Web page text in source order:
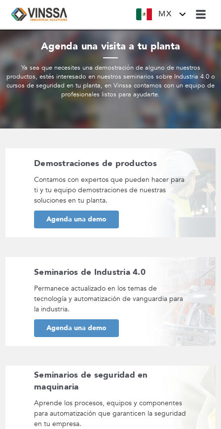
MX
Agenda una visita a tu planta
Ya sea que necesites una demostración de alguno de nuestros
productos, estés interesado en nuestros seminarios sobre Industria 4.0 o
cursos de seguridad en tu planta, en Vinssa contamos con un equipo de
profesionales listos para ayudarte.
Demostraciones de productos
Contamos con expertos que pueden hacer para
ti y tu equipo demostraciones de nuestras
soluciones en tu planta.
Agenda una demo
Seminarios de Industria 4.0
Permanece actualizado en los temas de
tecnología y automatización de vanguardia para
la industria.
Agenda una demo
Seminarios de seguridad en
maquinaria
Aprende los procesos, equipos y componentes
para automatización que garanticen la seguridad
en tu empresa.